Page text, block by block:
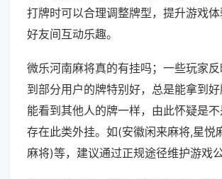
打牌时可以合理调整牌型，提升游戏
好友间互动乐趣。
微乐河南麻将真的有挂吗；一些玩家
到部分用户的牌特别好，总是能拿到
能看到其他人的牌一样，由此怀疑是
存在此类外挂。如(安徽闲来麻将,星悦
麻将)等，建议通过正规途径维护游戏公